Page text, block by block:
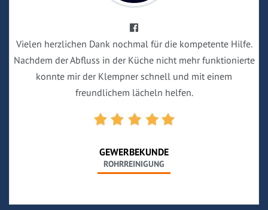
Vielen herzlichen Dank nochmal für die kompetente Hilfe.
Nachdem der Abfluss in der Küche nicht mehr funktionierte
konnte mir der Klempner schnell und mit einem
freundlichem lächeln helfen.
GEWERBEKUNDE
ROHRREINIGUNG